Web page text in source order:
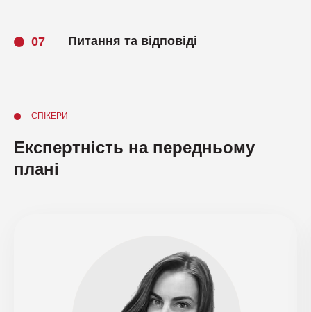
Питання та відповіді
СПІКЕРИ
Експертність на передньому
плані